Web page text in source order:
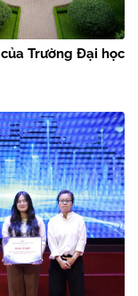
Trường Đại học